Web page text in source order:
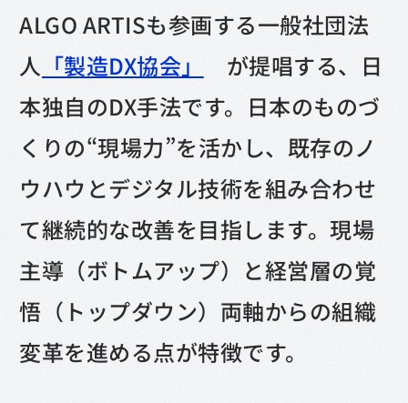
ALGO ARTISも参画する一般社団法
人 「製造DX協会」
が提唱する、日
本独自のDX手法です。日本のものづ
くりの“現場力”を活かし、既存のノ
ウハウとデジタル技術を組み合わせ
て継続的な改善を目指します。現場
主導（ボトムアップ）と経営層の覚
悟（トップダウン）両軸からの組織
変革を進める点が特徴です。